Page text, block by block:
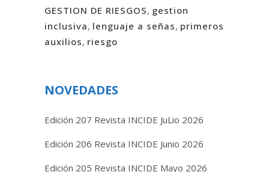
GESTION DE RIESGOS, gestion
inclusiva, lenguaje a señas, primeros
auxilios, riesgo
NOVEDADES
Edición 207 Revista INCIDE JuLio 2026
Edición 206 Revista INCIDE Junio 2026
Edición 205 Revista INCIDE Mayo 2026